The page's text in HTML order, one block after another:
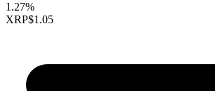
1.27%
XRP$1.05